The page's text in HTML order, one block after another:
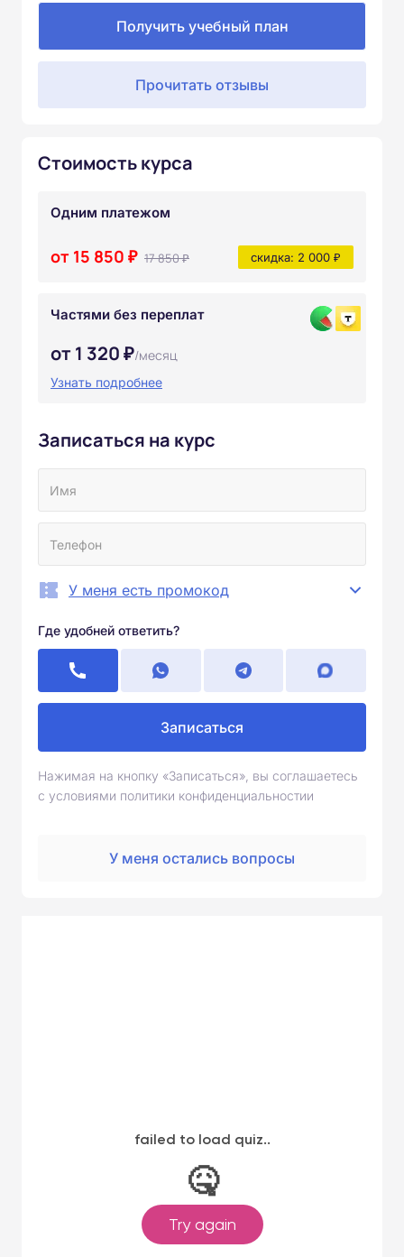
Получить учебный план
Прочитать отзывы
Стоимость курса
Одним платежом
от 15 850 ₽ 17 850 ₽ скидка: 2 000 ₽
Частями без переплат
от 1 320 ₽/месяц
Узнать подробнее
Записаться на курс
У меня есть промокод
Где удобней ответить?
Записаться
Нажимая на кнопку «Записаться», вы соглашаетесь
с условиями политики конфиденциальностии
У меня остались вопросы